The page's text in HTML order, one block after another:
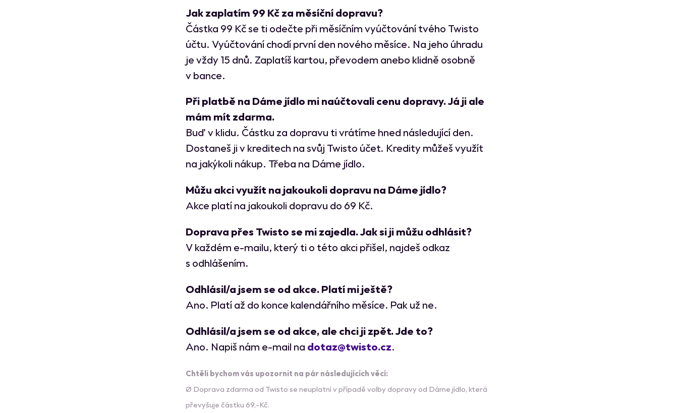
Jak zaplatím 99 Kč za měsíční dopravu?
Částka 99 Kč se ti odečte při měsíčním vyúčtování tvého Twisto
účtu. Vyúčtování chodí první den nového měsíce. Na jeho úhradu
je vždy 15 dnů. Zaplatíš kartou, převodem anebo klidně osobně
v bance.
Při platbě na Dáme jídlo mi naúčtovali cenu dopravy. Já ji ale
mám mít zdarma.
Buď v klidu. Částku za dopravu ti vrátíme hned následující den.
Dostaneš ji v kreditech na svůj Twisto účet. Kredity můžeš využít
na jakýkoli nákup. Třeba na Dáme jídlo.
Můžu akci využít na jakoukoli dopravu na Dáme jídlo?
Akce platí na jakoukoli dopravu do 69 Kč.
Doprava přes Twisto se mi zajedla. Jak si ji můžu odhlásit?
V každém e-mailu, který ti o této akci přišel, najdeš odkaz
s odhlášením.
Odhlásil/a jsem se od akce. Platí mi ještě?
Ano. Platí až do konce kalendářního měsíce. Pak už ne.
Odhlásil/a jsem se od akce, ale chci ji zpět. Jde to?
Ano. Napiš nám e-mail na dotaz@twisto.cz.
Chtěli bychom vás upozornit na pár následujících věcí:
Ø Doprava zdarma od Twisto se neuplatní v případě volby dopravy od Dáme jídlo, která
převyšuje částku 69,-Kč.